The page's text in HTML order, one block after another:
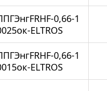
0,66-1
ELTROS
0,66-1
ELTROS